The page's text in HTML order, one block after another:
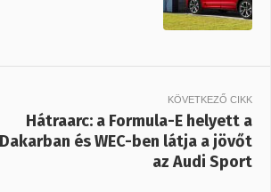
KÖVETKEZŐ CIKK
Hátraarc: a Formula-E helyett a
Dakarban és WEC-ben látja a jövőt
az Audi Sport